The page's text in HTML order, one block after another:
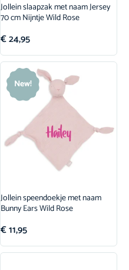
Jollein slaapzak met naam Jersey
70 cm Nijntje Wild Rose
€24,95
New!
Jollein speendoekje met naam
Bunny Ears Wild Rose
€11,95